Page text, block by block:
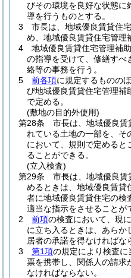
びその環境を良好な状態に
導を行うものとする。
3
市長は、地域優良賃貸住
め、地域優良賃貸住宅管理
4
地域優良賃貸住宅管理補
の指導を受けて、修繕すべ
絡等の事務を行う。
5
前各項に規定するものの
び地域優良賃貸住宅管理補
で定める。
(敷地の目的外使用)
第28条
市長は、地域優良賃
れている土地の一部を、そ
において、規則で定めると
ることができる。
(立入検査)
第29条
市長は、地域優良
めるときは、地域優良賃貸
者に地域優良賃貸住宅の検
適当な指示をさせることが
2
前項の検査において、現
に立ち入るときは、あらか
居者の承諾を得なければな
3
第1項の規定により検査
票を携帯し、関係人の請求
なければならない。